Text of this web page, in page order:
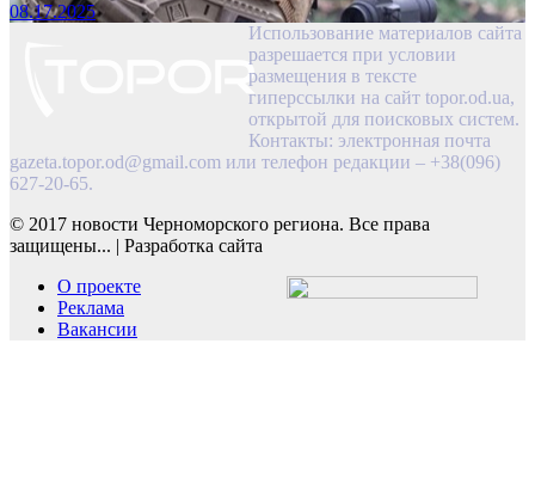
08.17.2025
Использование материалов сайта
разрешается при условии
размещения в тексте
гиперссылки на сайт topor.od.ua,
открытой для поисковых систем.
Контакты: электронная почта
gazeta.topor.od@gmail.com или телефон редакции – +38(096)
627-20-65.
© 2017 новости Черноморского региона. Все права
защищены... | Разработка сайта
О проекте
Реклама
Вакансии